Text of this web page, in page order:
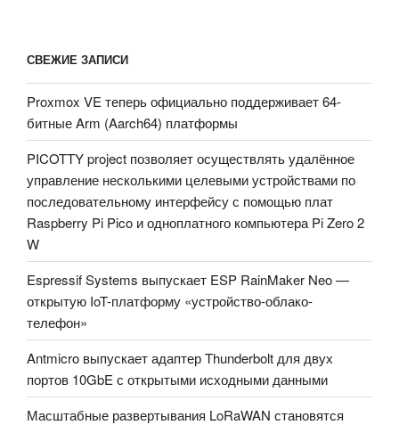
СВЕЖИЕ ЗАПИСИ
Proxmox VE теперь официально поддерживает 64-
битные Arm (Aarch64) платформы
PICOTTY project позволяет осуществлять удалённое
управление несколькими целевыми устройствами по
последовательному интерфейсу с помощью плат
Raspberry Pi Pico и одноплатного компьютера Pi Zero 2
W
Espressif Systems выпускает ESP RainMaker Neo —
открытую IoT-платформу «устройство-облако-
телефон»
Antmicro выпускает адаптер Thunderbolt для двух
портов 10GbE с открытыми исходными данными
Масштабные развертывания LoRaWAN становятся